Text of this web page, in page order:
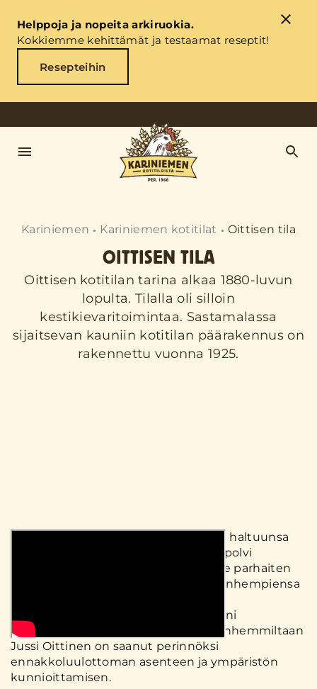
Helppoja ja nopeita arkiruokia.
Kokkiemme kehittämät ja testaamat reseptit!
Resepteihin
Kariniemen Kariniemen kotitilat Oittisen tila
OITTISEN TILA
Oittisen kotitilan tarina alkaa 1880-luvun
lopulta. Tilalla oli silloin
kestikievaritoimintaa. Sastamalassa
sijaitsevan kauniin kotitilan päärakennus on
rakennettu vuonna 1925.
Nykyinen yrittäjäpariskunta otti tilan haltuunsa
2007 ja on järjestyksessä viides sukupolvi
tilallisina. Isäntä Jussi Oittinen tuntee parhaiten
tilan historiaa isovanhempiensa ja vanhempiensa
pienimuotoisesti 1990-luvulla ja laajeni
vuosikymmenen lopussa." Omilta vanhemmiltaan
Jussi Oittinen on saanut perinnöksi
ennakkoluulottoman asenteen ja ympäristön
kunnioittamisen.